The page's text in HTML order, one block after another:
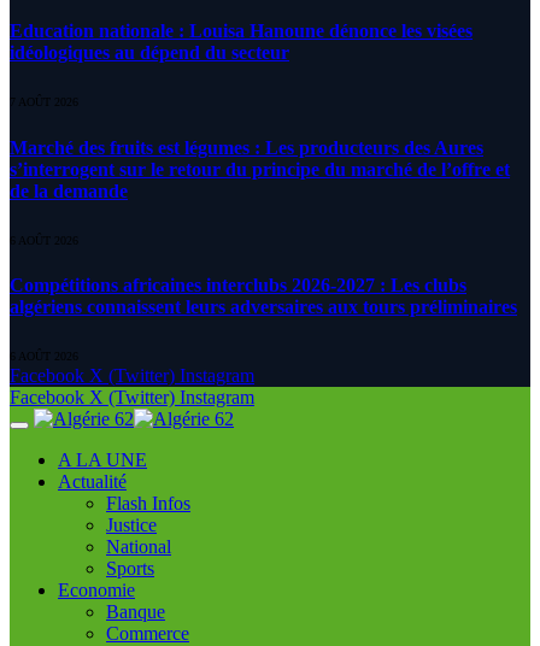
Education nationale : Louisa Hanoune dénonce les visées
idéologiques au dépend du secteur
7 AOÛT 2026
Marché des fruits est légumes : Les producteurs des Aures
s’interrogent sur le retour du principe du marché de l’offre et
de la demande
6 AOÛT 2026
Compétitions africaines interclubs 2026-2027 : Les clubs
algériens connaissent leurs adversaires aux tours préliminaires
6 AOÛT 2026
Facebook X (Twitter) Instagram
Facebook X (Twitter) Instagram
A LA UNE
Actualité
Flash Infos
Justice
National
Sports
Economie
Banque
Commerce